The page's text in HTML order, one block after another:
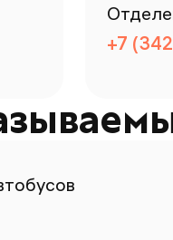
+7